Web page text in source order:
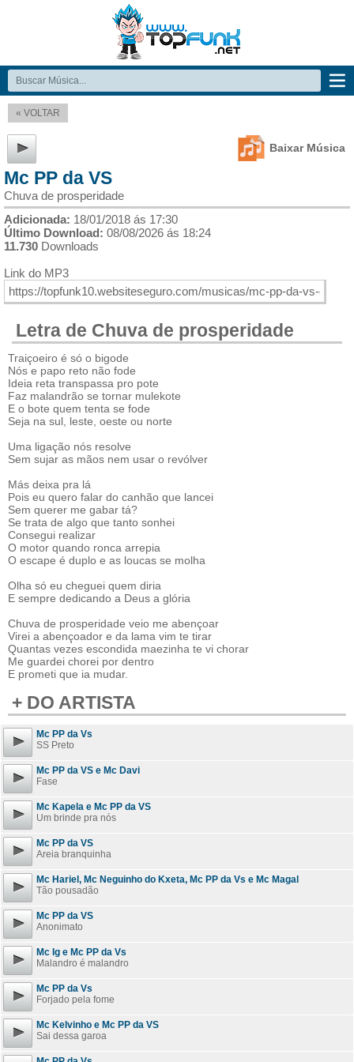
« VOLTAR
Baixar Música
Mc PP da VS
Chuva de prosperidade
Adicionada: 18/01/2018 ás 17:30
Último Download: 08/08/2026 ás 18:24
11.730 Downloads
Link do MP3
Letra de Chuva de prosperidade
Traiçoeiro é só o bigode
Nós e papo reto não fode
Ideia reta transpassa pro pote
Faz malandrão se tornar mulekote
E o bote quem tenta se fode
Seja na sul, leste, oeste ou norte
Uma ligação nós resolve
Sem sujar as mãos nem usar o revólver
Más deixa pra lá
Pois eu quero falar do canhão que lancei
Sem querer me gabar tá?
Se trata de algo que tanto sonhei
Consegui realizar
O motor quando ronca arrepia
O escape é duplo e as loucas se molha
Olha só eu cheguei quem diria
E sempre dedicando a Deus a glória
Chuva de prosperidade veio me abençoar
Virei a abençoador e da lama vim te tirar
Quantas vezes escondida maezinha te vi chorar
Me guardei chorei por dentro
E prometi que ia mudar.
+ DO ARTISTA
Mc PP da Vs
SS Preto
Mc PP da VS e Mc Davi
Fase
Mc Kapela e Mc PP da VS
Um brinde pra nós
Mc PP da VS
Areia branquinha
Mc Hariel, Mc Neguinho do Kxeta, Mc PP da Vs e Mc Magal
Tão pousadão
Mc PP da VS
Anonimato
Mc Ig e Mc PP da Vs
Malandro é malandro
Mc PP da Vs
Forjado pela fome
Mc Kelvinho e Mc PP da VS
Sai dessa garoa